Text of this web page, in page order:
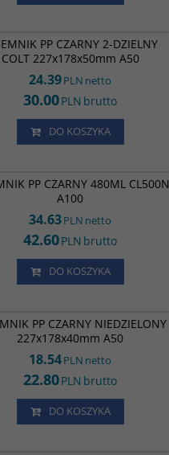
A50
PP CZARNY 2-DZIELNY
COLT 227x178x50mm A50
24.39PLN netto
30.00PLN brutto
DO KOSZYKA
PP CZARNY 480ML CL500N
A100
34.63PLN netto
42.60PLN brutto
DO KOSZYKA
PP CZARNY NIEDZIELONY
227x178x40mm A50
18.54PLN netto
22.80PLN brutto
DO KOSZYKA